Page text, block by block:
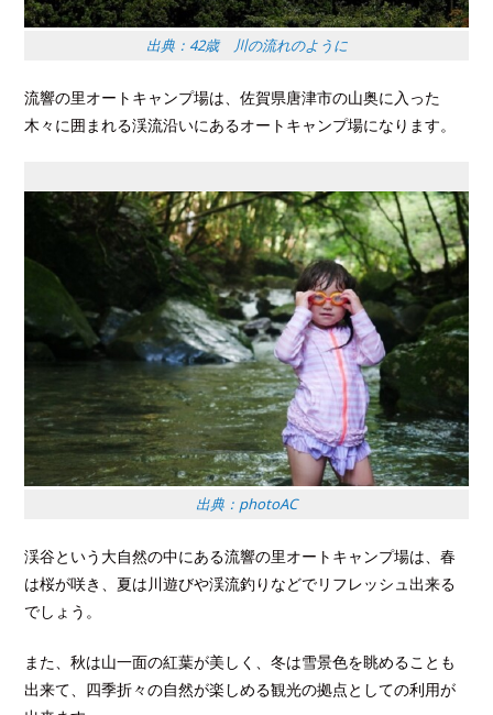
出典：42歳 川の流れのように
流響の里オートキャンプ場は、佐賀県唐津市の山奥に入った
木々に囲まれる渓流沿いにあるオートキャンプ場になります。
出典：photoAC
渓谷という大自然の中にある流響の里オートキャンプ場は、春
は桜が咲き、夏は川遊びや渓流釣りなどでリフレッシュ出来る
でしょう。
また、秋は山一面の紅葉が美しく、冬は雪景色を眺めることも
出来て、四季折々の自然が楽しめる観光の拠点としての利用が